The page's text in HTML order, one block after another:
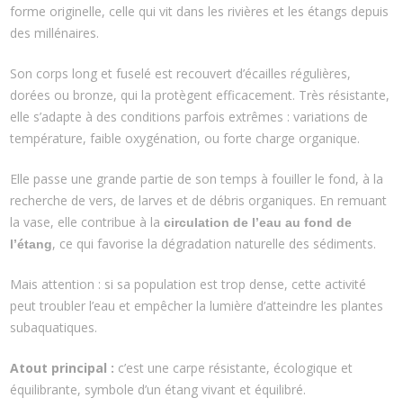
forme originelle, celle qui vit dans les rivières et les étangs depuis
des millénaires.
Son corps long et fuselé est recouvert d’écailles régulières,
dorées ou bronze, qui la protègent efficacement. Très résistante,
elle s’adapte à des conditions parfois extrêmes : variations de
température, faible oxygénation, ou forte charge organique.
Elle passe une grande partie de son temps à fouiller le fond, à la
recherche de vers, de larves et de débris organiques. En remuant
la vase, elle contribue à lacirculation de l’eau au fond de
l’étang, ce qui favorise la dégradation naturelle des sédiments.
Mais attention : si sa population est trop dense, cette activité
peut troubler l’eau et empêcher la lumière d’atteindre les plantes
subaquatiques.
Atout principal : c’est une carpe résistante, écologique et
équilibrante, symbole d’un étang vivant et équilibré.